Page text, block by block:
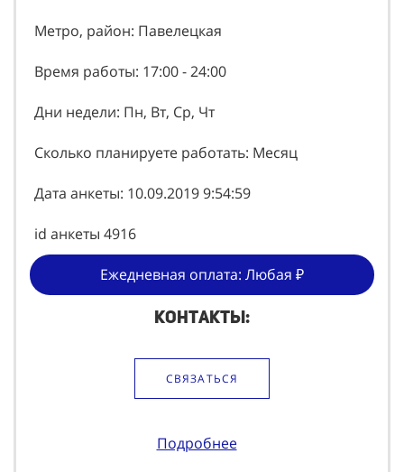
Метро, район: Павелецкая
Время работы: 17:00 - 24:00
Дни недели: Пн, Вт, Ср, Чт
Сколько планируете работать: Месяц
Дата анкеты: 10.09.2019 9:54:59
id анкеты 4916
Ежедневная оплата: Любая ₽